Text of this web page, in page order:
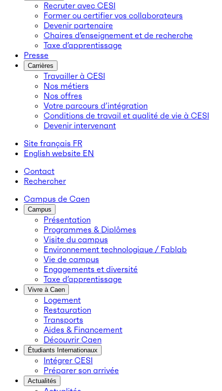
Recruter avec CESI
Former ou certifier vos collaborateurs
Devenir partenaire
Chaires d’enseignement et de recherche
Taxe d’apprentissage
Presse
Carrières
Travailler à CESI
Nos métiers
Nos offres
Votre parcours d’intégration
Conditions de travail et qualité de vie à CESI
Devenir intervenant
Site français FR
English website EN
Contact
Rechercher
Campus de Caen
Campus
Présentation
Programmes & Diplômes
Visite du campus
Environnement technologique / Fablab
Vie de campus
Engagements et diversité
Taxe d’apprentissage
Vivre à Caen
Logement
Restauration
Transports
Aides & Financement
Découvrir Caen
Étudiants Internationaux
Intégrer CESI
Préparer son arrivée
Actualités